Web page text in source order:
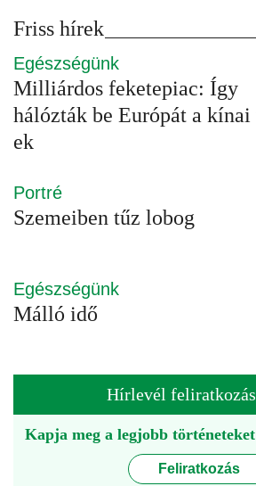
Friss hírek
Egészségünk
Milliárdos feketepiac: Így
hálózták be Európát a kínai
ek
Portré
Szemeiben tűz lobog
Egészségünk
Málló idő
Hírlevél feliratkozás
Kapja meg a legjobb
Feliratkozás